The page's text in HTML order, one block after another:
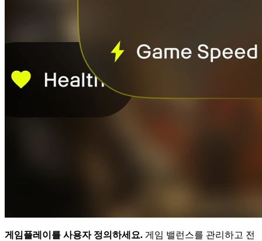
게임플레이를 사용자 정의하세요. 게임 밸런스를 관리하고 전